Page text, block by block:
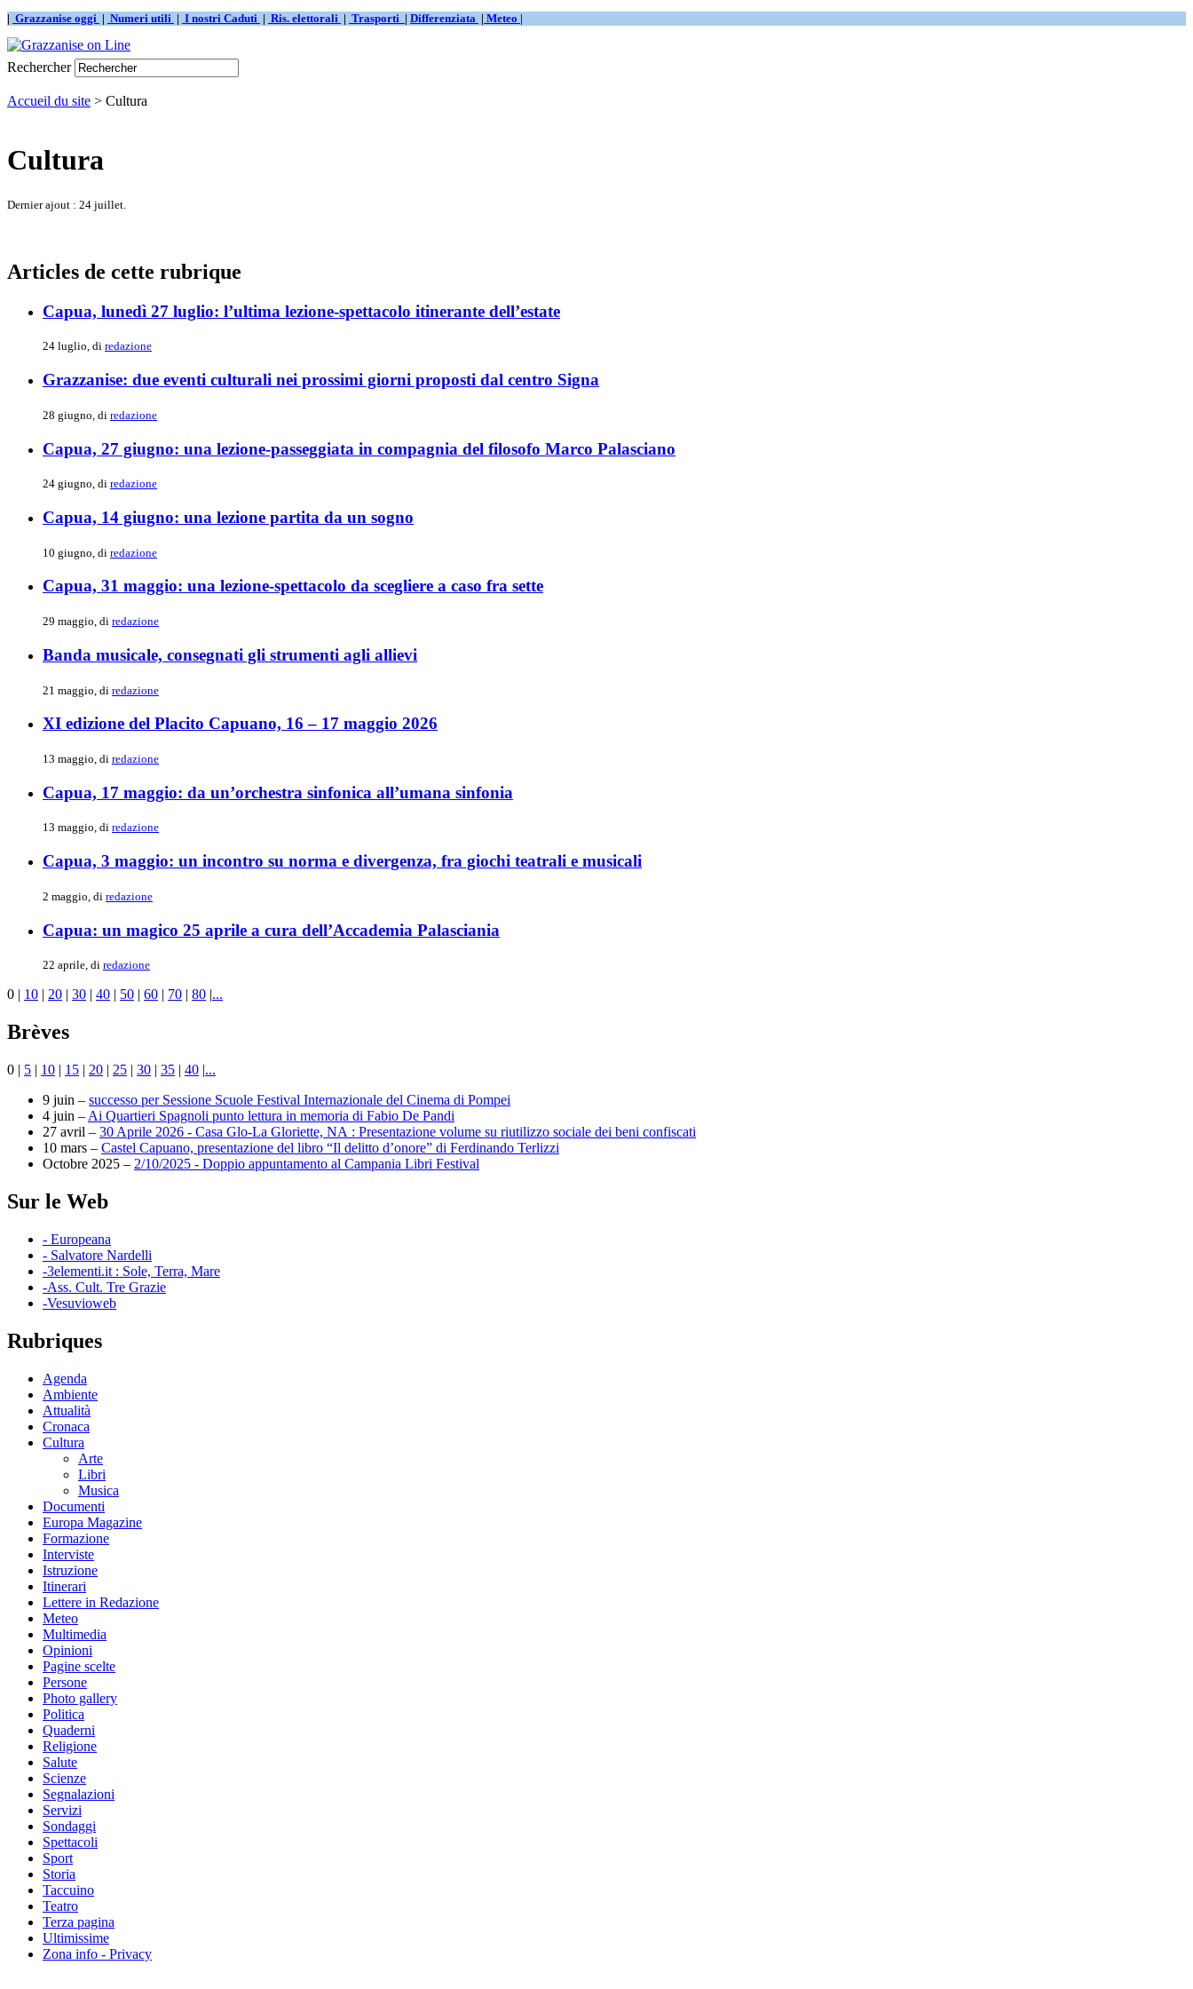
| Grazzanise oggi | Numeri utili | I nostri Caduti | Ris. elettorali | Trasporti | Differenziata | Meteo |
Rechercher
Accueil du site > Cultura
Cultura
Dernier ajout : 24 juillet.
Articles de cette rubrique
Capua, lunedì 27 luglio: l’ultima lezione-spettacolo itinerante dell’estate
24 luglio, di redazione
Grazzanise: due eventi culturali nei prossimi giorni proposti dal centro Signa
28 giugno, di redazione
Capua, 27 giugno: una lezione-passeggiata in compagnia del filosofo Marco Palasciano
24 giugno, di redazione
Capua, 14 giugno: una lezione partita da un sogno
10 giugno, di redazione
Capua, 31 maggio: una lezione-spettacolo da scegliere a caso fra sette
29 maggio, di redazione
Banda musicale, consegnati gli strumenti agli allievi
21 maggio, di redazione
XI edizione del Placito Capuano, 16 – 17 maggio 2026
13 maggio, di redazione
Capua, 17 maggio: da un’orchestra sinfonica all’umana sinfonia
13 maggio, di redazione
Capua, 3 maggio: un incontro su norma e divergenza, fra giochi teatrali e musicali
2 maggio, di redazione
Capua: un magico 25 aprile a cura dell’Accademia Palasciania
22 aprile, di redazione
0 | 10 | 20 | 30 | 40 | 50 | 60 | 70 | 80 |...
Brèves
0 | 5 | 10 | 15 | 20 | 25 | 30 | 35 | 40 |...
9 juin – successo per Sessione Scuole Festival Internazionale del Cinema di Pompei
4 juin – Ai Quartieri Spagnoli punto lettura in memoria di Fabio De Pandi
27 avril – 30 Aprile 2026 - Casa Glo-La Gloriette, NA : Presentazione volume su riutilizzo sociale dei beni confiscati
10 mars – Castel Capuano, presentazione del libro “Il delitto d’onore” di Ferdinando Terlizzi
Octobre 2025 – 2/10/2025 - Doppio appuntamento al Campania Libri Festival
Sur le Web
- Europeana
- Salvatore Nardelli
-3elementi.it : Sole, Terra, Mare
-Ass. Cult. Tre Grazie
-Vesuvioweb
Rubriques
Agenda
Ambiente
Attualità
Cronaca
Cultura
Arte
Libri
Musica
Documenti
Europa Magazine
Formazione
Interviste
Istruzione
Itinerari
Lettere in Redazione
Meteo
Multimedia
Opinioni
Pagine scelte
Persone
Photo gallery
Politica
Quaderni
Religione
Salute
Scienze
Segnalazioni
Servizi
Sondaggi
Spettacoli
Sport
Storia
Taccuino
Teatro
Terza pagina
Ultimissime
Zona info - Privacy